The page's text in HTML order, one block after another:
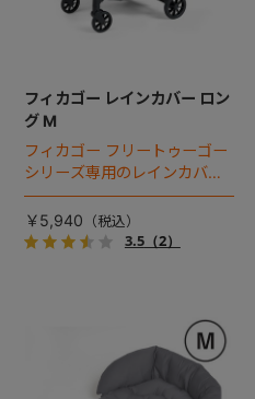
フィカゴー レインカバー ロン
グ M
フィカゴー フリートゥーゴー
シリーズ専用のレインカバ
ー。雨の日のお出かけも安
心。
￥5,940
3.5（2）